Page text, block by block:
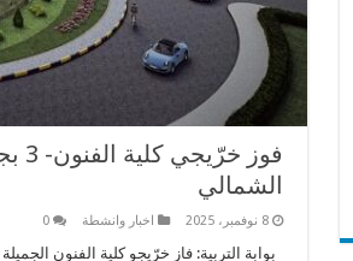
الشمالي
8 نوفمبر، 2025 اخبار وانشطة 0
بوابة التربية: فاز خرّيجو كلية الفنون